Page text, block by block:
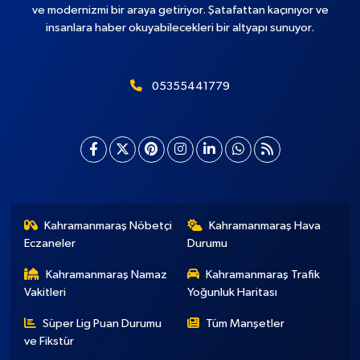
ve modernizmi bir araya getiriyor. Şatafattan kaçınıyor ve
insanlara haber okuyabilecekleri bir altyapı sunuyor.
05355441779
Kahramanmaraş Nöbetçi
Eczaneler
Kahramanmaraş Hava
Durumu
Kahramanmaraş Namaz
Vakitleri
Kahramanmaraş Trafik
Yoğunluk Haritası
Süper Lig Puan Durumu
ve Fikstür
Tüm Manşetler